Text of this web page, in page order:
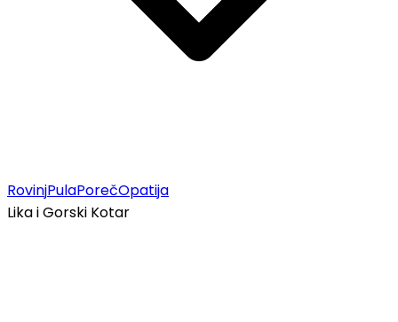
RovinjPulaPorečOpatija
Lika i Gorski Kotar